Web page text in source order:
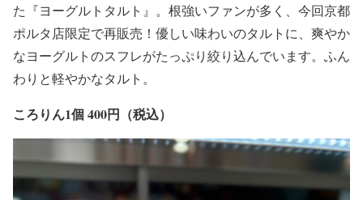
た『ヨーグルトタルト』。根強いファンが多く、今回京都
ポルタ店限定で再販売！優しい味わいのタルトに、爽やか
なヨーグルトのスフレがたっぷり絞り込んでいます。ふん
わりと軽やかなタルト。
ころりん1個 400円（税込）